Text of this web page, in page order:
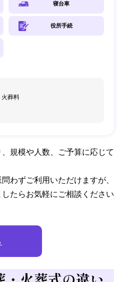
寝台車
役所手続
火葬料
規模や人数、ご予算に応じて
わずご利用いただけますが、
たらお気軽にご相談ください